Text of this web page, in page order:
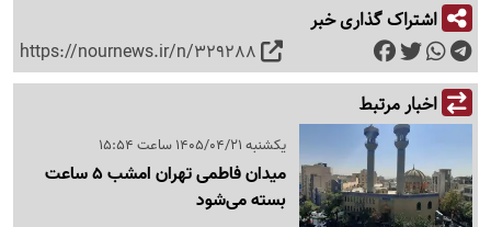
اشتراک گذاری خبر
https://nournews.ir/n/329288
اخبار مرتبط
یکشنبه 1405/04/21 ساعت 15:54
میدان فاطمی تهران امشب 5 ساعت
بسته می‌شود